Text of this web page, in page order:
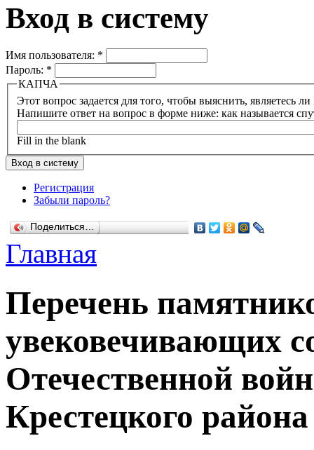
Вход в систему
Имя пользователя: *
Пароль: *
КАПЧА
Напишите ответ на вопрос в форме ниже: как называется
Fill in the blank
Регистрация
Забыли пароль?
Поделиться…
Главная
Перечень
увековечивающих
Отечественной
Крестецкого